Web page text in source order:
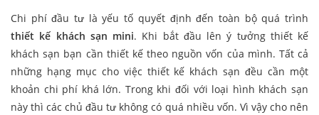
Chi phí đầu tư là yếu tố quyết định đến toàn bộ quá trình
thiết kế khách sạn mini. Khi bắt đầu lên ý tưởng thiết kế
khách sạn bạn cần thiết kế theo nguồn vốn của mình. Tất cả
những hạng mục cho việc thiết kế khách sạn đều cần một
khoản chi phí khá lớn. Trong khi đối với loại hình khách sạn
này thì các chủ đầu tư không có quá nhiều vốn. Vì vậy cho nên